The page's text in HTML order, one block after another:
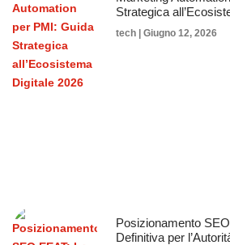
Strategica
tech Giugno 12, 2026
Posizionamento
Definitiva per